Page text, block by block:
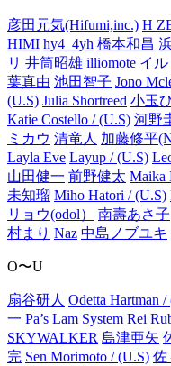
彦田元気(Hifumi,inc.) H
HIMI hy4_4yh 橋本和昌
リ 井筒昭雄 illiomote イ
葉真由 池田智子 Jono
(U.S) Julia Shortreed 小玉
Katie Costello / (U.S) 河野
ミカウ 清竜人 加藤修平
Layla Eve Layup / (U.S)
山田健一 前野健太 Maika
未知瑠 Miho Hatori / (U.S)
リョウ(odol）
南壽あさ子
村まり Naz 中島ノブユキ
O〜U
扇谷研人 Odetta Hartman /
一 Pa’s Lam System Rei
SKYWALKER 島津亜矢
完 Sen Morimoto / (U.S) 佐